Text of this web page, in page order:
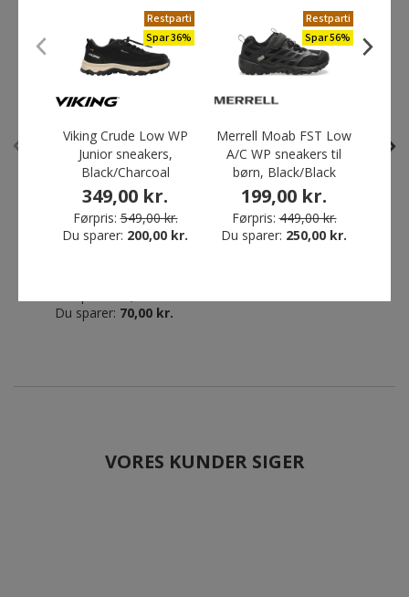
ANDRE HAR OGSÅ KØBT
Tee Jays Power hættetrøje
til børn, Mørkegrå
Du sparer: 70,00 kr.
Craft Squad 2.0 Contrast T-
shirt til børn, Black/Granite
Restparti
Spar 36%
Viking Crude Low WP
Junior sneakers,
Black/Charcoal
349,00 kr.
Førpris: 549,00 kr.
Du sparer: 200,00 kr.
Restparti
Spar 56%
Merrell Moab FST Low
A/C WP sneakers til
børn, Black/Black
199,00 kr.
Førpris: 449,00 kr.
Du sparer: 250,00 kr.
VORES KUNDER SIGER